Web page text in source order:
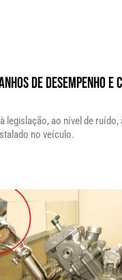
de Desempenho e
legislação, ao nível de
no veículo.